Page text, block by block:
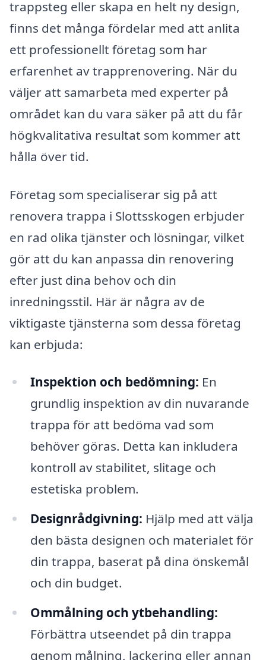
trappsteg eller skapa en helt ny design,
finns det många fördelar med att anlita
ett professionellt företag som har
erfarenhet av trapprenovering. När du
väljer att samarbeta med experter på
området kan du vara säker på att du får
högkvalitativa resultat som kommer att
hålla över tid.
Företag som specialiserar sig på att
renovera trappa i Slottsskogen erbjuder
en rad olika tjänster och lösningar, vilket
gör att du kan anpassa din renovering
efter just dina behov och din
inredningsstil. Här är några av de
viktigaste tjänsterna som dessa företag
kan erbjuda:
Inspektion och bedömning: En
grundlig inspektion av din nuvarande
trappa för att bedöma vad som
behöver göras. Detta kan inkludera
kontroll av stabilitet, slitage och
estetiska problem.
Designrådgivning: Hjälp med att välja
den bästa designen och materialet för
din trappa, baserat på dina önskemål
och din budget.
Ommålning och ytbehandling:
Förbättra utseendet på din trappa
genom målning, lackering eller annan